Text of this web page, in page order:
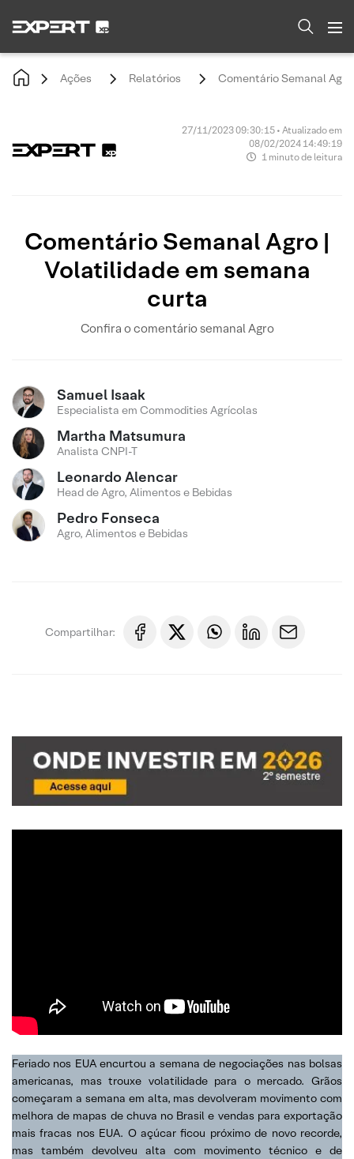
Ações Relatórios Comentário Semanal
27/11/2023 09:30:15 • Atualizado em
08/02/2024 14:49:19
1 minuto de leitura
Comentário Semanal Agro |
Volatilidade em semana
curta
Confira o comentário semanal Agro
Samuel Isaak
Especialista em Commodities Agrícolas
Martha Matsumura
Analista CNPI-T
Leonardo Alencar
Head de Agro, Alimentos e Bebidas
Pedro Fonseca
Agro, Alimentos e Bebidas
Compartilhar:
Feriado nos EUA encurtou a semana de negociações nas bolsas
americanas, mas trouxe volatilidade para o mercado. Grãos
começaram a semana em alta, mas devolveram movimento com
melhora de mapas de chuva no Brasil e vendas para exportação
mais fracas nos EUA. O açúcar ficou próximo de novo recorde,
mas também devolveu alta com movimento técnico e de